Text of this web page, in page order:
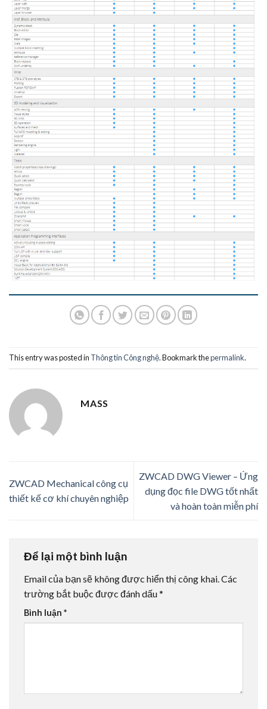
This entry was posted in Thông tin Công nghệ. Bookmark thepermalink.
MASS
ZWCAD Mechanical công cụ
thiết kế cơ khí chuyên nghiệp
ZWCAD DWG Viewer – Ứng
dụng đọc file DWG tốt nhất
và hoàn toàn miễn phí
Để lại một bình luận
Email của bạn sẽ không được hiển thị công khai. Các
trường bắt buộc được đánh dấu*
Bình luận *